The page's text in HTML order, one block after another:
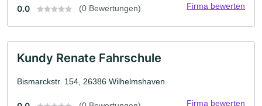
0.0 (0 Bewertungen) Firma bewerten
Kundy Renate Fahrschule
Bismarckstr. 154, 26386 Wilhelmshaven
Firma bewerten